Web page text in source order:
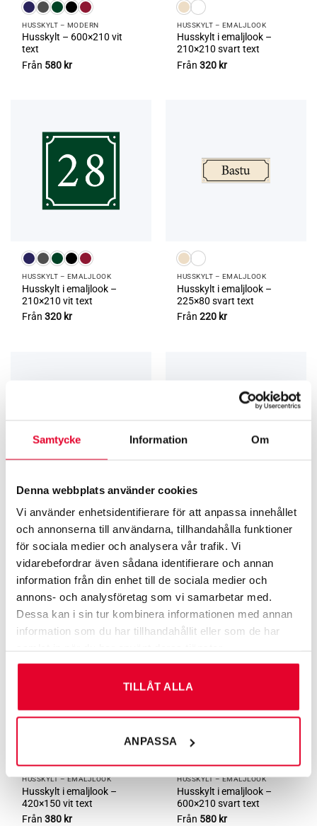
Samtycke Information Om
Denna webbplats använder cookies
Vi använder enhetsidentifierare för att anpassa innehållet
och annonserna till användarna, tillhandahålla funktioner
för sociala medier och analysera vår trafik. Vi
vidarebefordrar även sådana identifierare och annan
information från din enhet till de sociala medier och
annons- och analysföretag som vi samarbetar med.
Dessa kan i sin tur kombinera informationen med annan
information som du har tillhandahållit eller som de har
TILLÅT ALLA
ANPASSA
HUSSKYLT – MODERN
Husskylt – 600×210 vit
text
Från 580 kr
HUSSKYLT – EMALJLOOK
Husskylt i emaljlook –
210×210 svart text
Från320 kr
HUSSKYLT – EMALJLOOK
Husskylt i emaljlook –
210×210 vit text
Från320 kr
HUSSKYLT – EMALJLOOK
Husskylt i emaljlook –
225×80 svart text
Från220 kr
HUSSKYLT – EMALJLOOK
Husskylt i emaljlook –
225×80 vit text
Från220kr
HUSSKYLT – EMALJLOOK
Husskylt i emaljlook –
420×150 svart text
Från380 kr
HUSSKYLT – EMALJLOOK
Husskylt i emaljlook –
420×150 vit text
Från380 kr
HUSSKYLT – EMALJLOOK
Husskylt i emaljlook –
600×210 svart text
Från 580 kr